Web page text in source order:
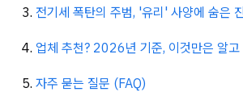
전기세 폭탄의 주범, '유리' 사양에 숨은
업체 추천? 2026년 기준, 이것만은 알고
자주 묻는 질문 (FAQ)